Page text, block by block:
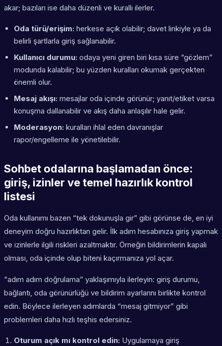
akar; bazıları ise daha düzenli ve kurallı ilerler.
Oda türü/erişim: herkese açık olabilir; davet linkiyle ya da
belirli şartlarla giriş sağlanabilir.
Kullanıcı durumu: odaya yeni giren biri kısa süre “gözlem”
modunda kalabilir; bu yüzden kuralları okumak gerçekten
önemli olur.
Mesaj akışı: mesajlar oda içinde görünür; yanıt/etiket varsa
konuşma dallanabilir ve akış daha anlaşılır hale gelir.
Moderasyon: kuralları ihlal eden davranışlar
rapor/engelleme ile yönetilebilir.
Sohbet odalarına başlamadan önce:
giriş, izinler ve temel hazırlık kontrol
listesi
Oda kullanımı bazen “tek dokunuşla gir” gibi görünse de, en iyi
deneyim doğru hazırlıktan gelir. İlk adım hesabınıza giriş yapmak
ve izinlerle ilgili riskleri azaltmaktır. Örneğin bildirimlerin kapalı
olması, oda içinde olup biteni kaçırmanıza yol açar.
“adım adım doğrulama” yaklaşımıyla ilerleyin: giriş durumu,
bağlantı, oda görünürlüğü ve bildirim ayarlarını birlikte kontrol
edin. Böylece ilerleyen adımlarda “mesaj gitmiyor” gibi
problemleri daha hızlı teşhis edersiniz.
Oturum açık mı kontrol edin: Uygulamaya giriş